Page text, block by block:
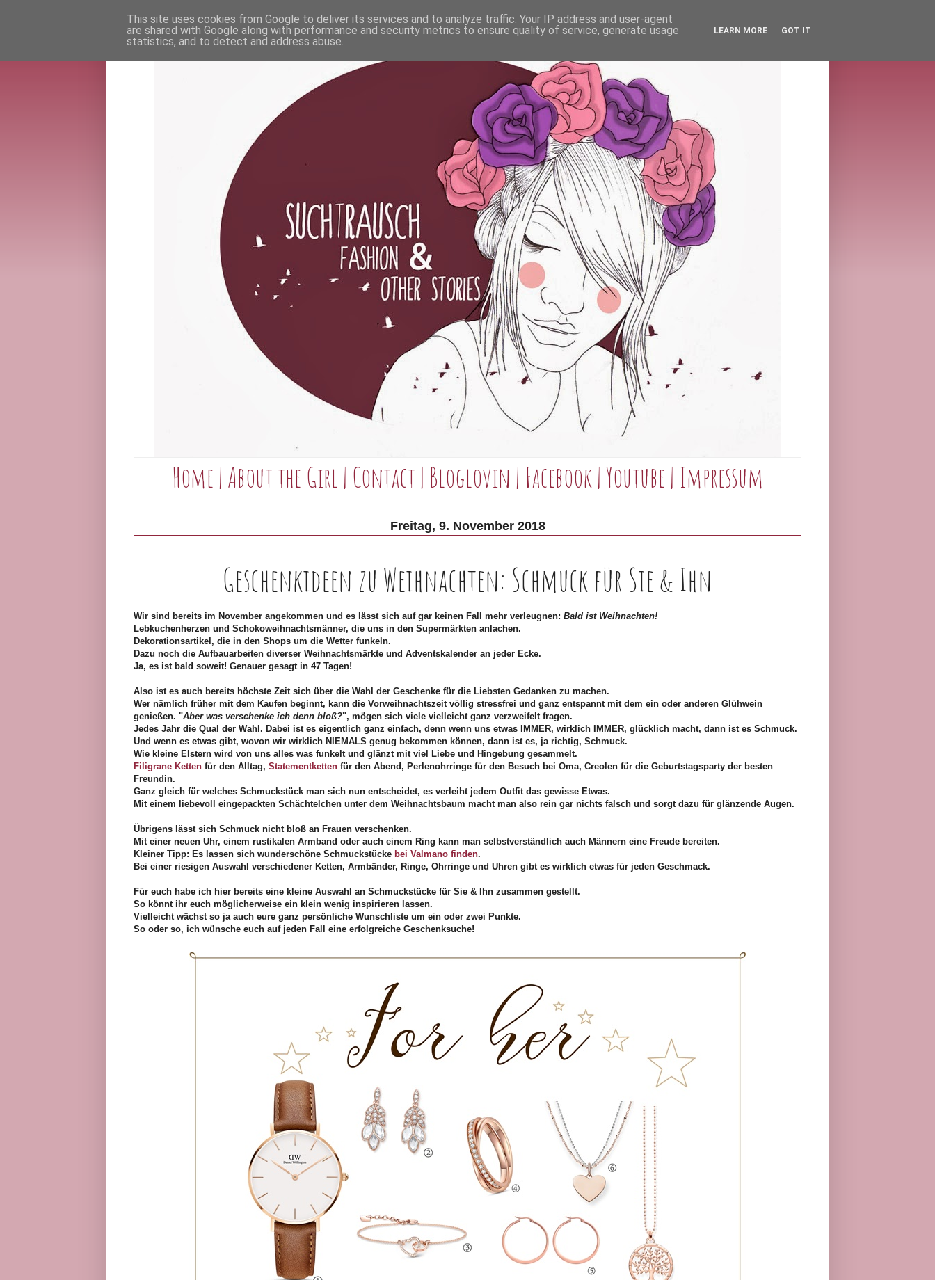
Home|About the Girl | Contact| Bloglovin | Facebook|Youtube| Impressum
Freitag, 9. November 2018
Geschenkideen zu Weihnachten: Schmuck für Sie & Ihn
Wir sind bereits im November angekommen und es lässt sich auf gar keinen Fall mehr verleugnen: Bald ist Weihnachten!
Lebkuchenherzen und Schokoweihnachtsmänner, die uns in den Supermärkten anlachen.
Dekorationsartikel, die in den Shops um die Wetter funkeln.
Dazu noch die Aufbauarbeiten diverser Weihnachtsmärkte und Adventskalender an jeder Ecke.
Ja, es ist bald soweit! Genauer gesagt in 47 Tagen!
Also ist es auch bereits höchste Zeit sich über die Wahl der Geschenke für die Liebsten Gedanken zu machen.
Wer nämlich früher mit dem Kaufen beginnt, kann die Vorweihnachtszeit völlig stressfrei und ganz entspannt mit dem ein oder anderen Glühwein
genießen. "Aber was verschenke ich denn bloß?", mögen sich viele vielleicht ganz verzweifelt fragen.
Jedes Jahr die Qual der Wahl. Dabei ist es eigentlich ganz einfach, denn wenn uns etwas IMMER, wirklich IMMER, glücklich macht, dann ist es Schmuck.
Und wenn es etwas gibt, wovon wir wirklich NIEMALS genug bekommen können, dann ist es, ja richtig, Schmuck.
Wie kleine Elstern wird von uns alles was funkelt und glänzt mit viel Liebe und Hingebung gesammelt.
Filigrane Ketten für den Alltag, Statementketten für den Abend, Perlenohrringe für den Besuch bei Oma, Creolen für die Geburtstagsparty der besten
Freundin.
Ganz gleich für welches Schmuckstück man sich nun entscheidet, es verleiht jedem Outfit das gewisse Etwas.
Mit einem liebevoll eingepackten Schächtelchen unter dem Weihnachtsbaum macht man also rein gar nichts falsch und sorgt dazu für glänzende Augen.
Übrigens lässt sich Schmuck nicht bloß an Frauen verschenken.
Mit einer neuen Uhr, einem rustikalen Armband oder auch einem Ring kann man selbstverständlich auch Männern eine Freude bereiten.
Kleiner Tipp: Es lassen sich wunderschöne Schmuckstücke bei Valmano finden.
Bei einer riesigen Auswahl verschiedener Ketten, Armbänder, Ringe, Ohrringe und Uhren gibt es wirklich etwas für jeden Geschmack.
Für euch habe ich hier bereits eine kleine Auswahl an Schmuckstücke für Sie & Ihn zusammen gestellt.
So könnt ihr euch möglicherweise ein klein wenig inspirieren lassen.
Vielleicht wächst so ja auch eure ganz persönliche Wunschliste um ein oder zwei Punkte.
So oder so, ich wünsche euch auf jeden Fall eine erfolgreiche Geschenksuche!
This site uses cookies from Google to deliver its services and to analyze traffic. Your IP address and user-agent
are shared with Google along with performance and security metrics to ensure quality of service, generate usage
statistics, and to detect and address abuse.
LEARN MORE GOT IT